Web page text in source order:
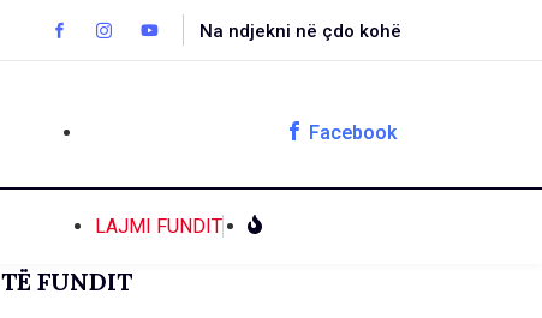
Na ndjekni në çdo kohë
Facebook
LAJMI FUNDIT
TË FUNDIT